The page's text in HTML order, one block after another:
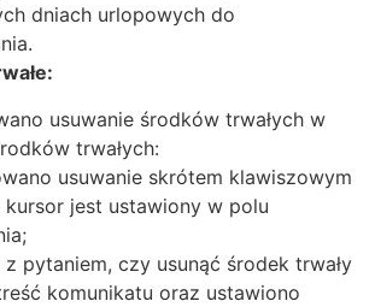
dniach urlopowych do
usuwanie środków trwałych w
trwałych:
usuwanie skrótem klawiszowym
kursor jest ustawiony w polu
pytaniem, czy usunąć środek trwały
komunikatu oraz ustawiono